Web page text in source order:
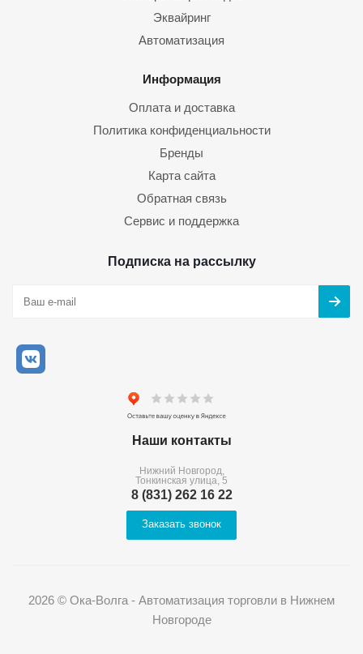
Эквайринг
Автоматизация
Информация
Оплата и доставка
Политика конфиденциальности
Бренды
Карта сайта
Обратная связь
Сервис и поддержка
Подписка на рассылку
Наши контакты
Нижний Новгород,
Тонкинская улица, 5
8 (831) 262 16 22
Заказать звонок
2026 © Ока-Волга - Автоматизация торговли в Нижнем
Новгороде